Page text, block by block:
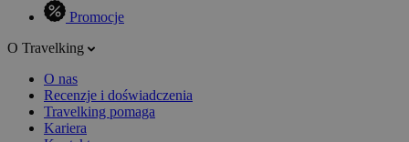
Promocje
O Travelking
O nas
Recenzje i doświadczenia
Travelking pomaga
Kariera